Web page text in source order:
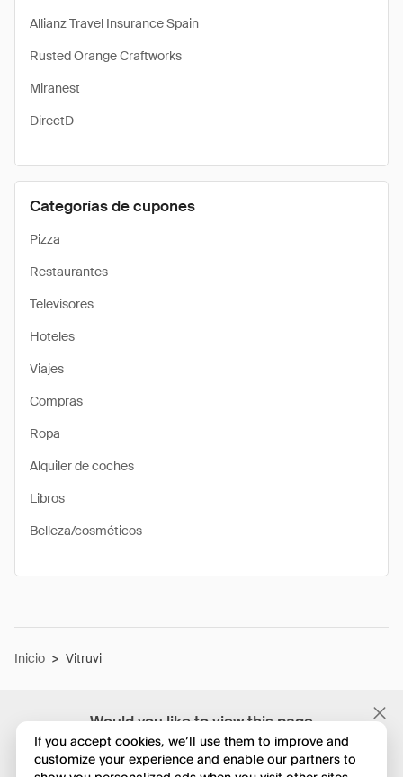
Would you like to view this page
in English?
Allianz Travel Insurance Spain
Rusted Orange Craftworks
Miranest
DirectD
Categorías de cupones
Pizza
Restaurantes
Televisores
Hoteles
Viajes
Compras
Ropa
Alquiler de coches
Libros
Belleza/cosméticos
Inicio > Vitruvi
If you accept cookies, we’ll use them to improve and
customize your experience and enable our partners to